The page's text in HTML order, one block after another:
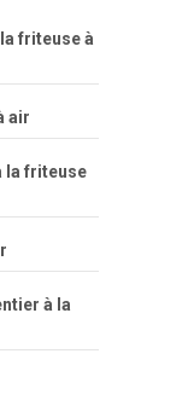
friteuse à
air
la friteuse
à la